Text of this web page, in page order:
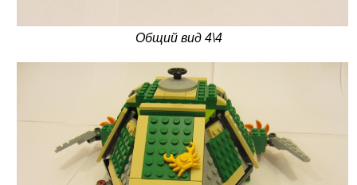
Общий вид 4\4